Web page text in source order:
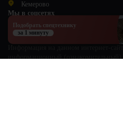
Кемерово
Мы в соцсетях
информационный (ознакомительный)
Подобрать спецтехнику
за 1 минуту